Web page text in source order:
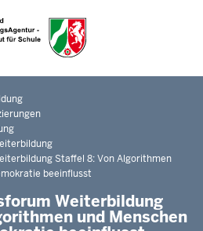
zum Inhalt
Hauptmenü
Staffel 8: Von Algorithmen
beeinflusst
Weiterbildung
und Menschen